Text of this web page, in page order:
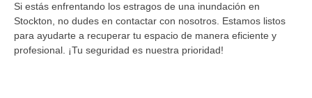
Si estás enfrentando los estragos de una inundación en
Stockton, no dudes en contactar con nosotros. Estamos listos
para ayudarte a recuperar tu espacio de manera eficiente y
profesional. ¡Tu seguridad es nuestra prioridad!